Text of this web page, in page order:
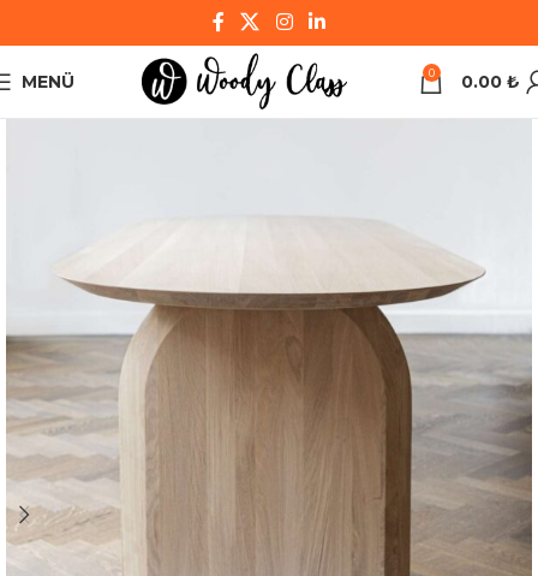
MENÜ 0 0.00 ₺